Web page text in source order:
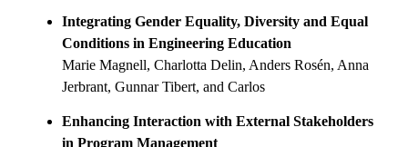
Integrating Gender Equality, Diversity and Equal
Conditions in Engineering Education
Marie Magnell, Charlotta Delin, Anders Rosén, Anna
Jerbrant, Gunnar Tibert, and Carlos
Enhancing Interaction with External Stakeholders
in Program Management